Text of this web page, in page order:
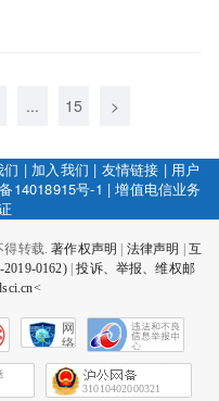
... 15 >
们 | 加入我们 | 友情链接 | 用户
14018915号-1 |增值电信业务
得转载.著作权声明 法律声明
互
0162)|投诉、举报、维权邮
网
络
会
征
31010402000321